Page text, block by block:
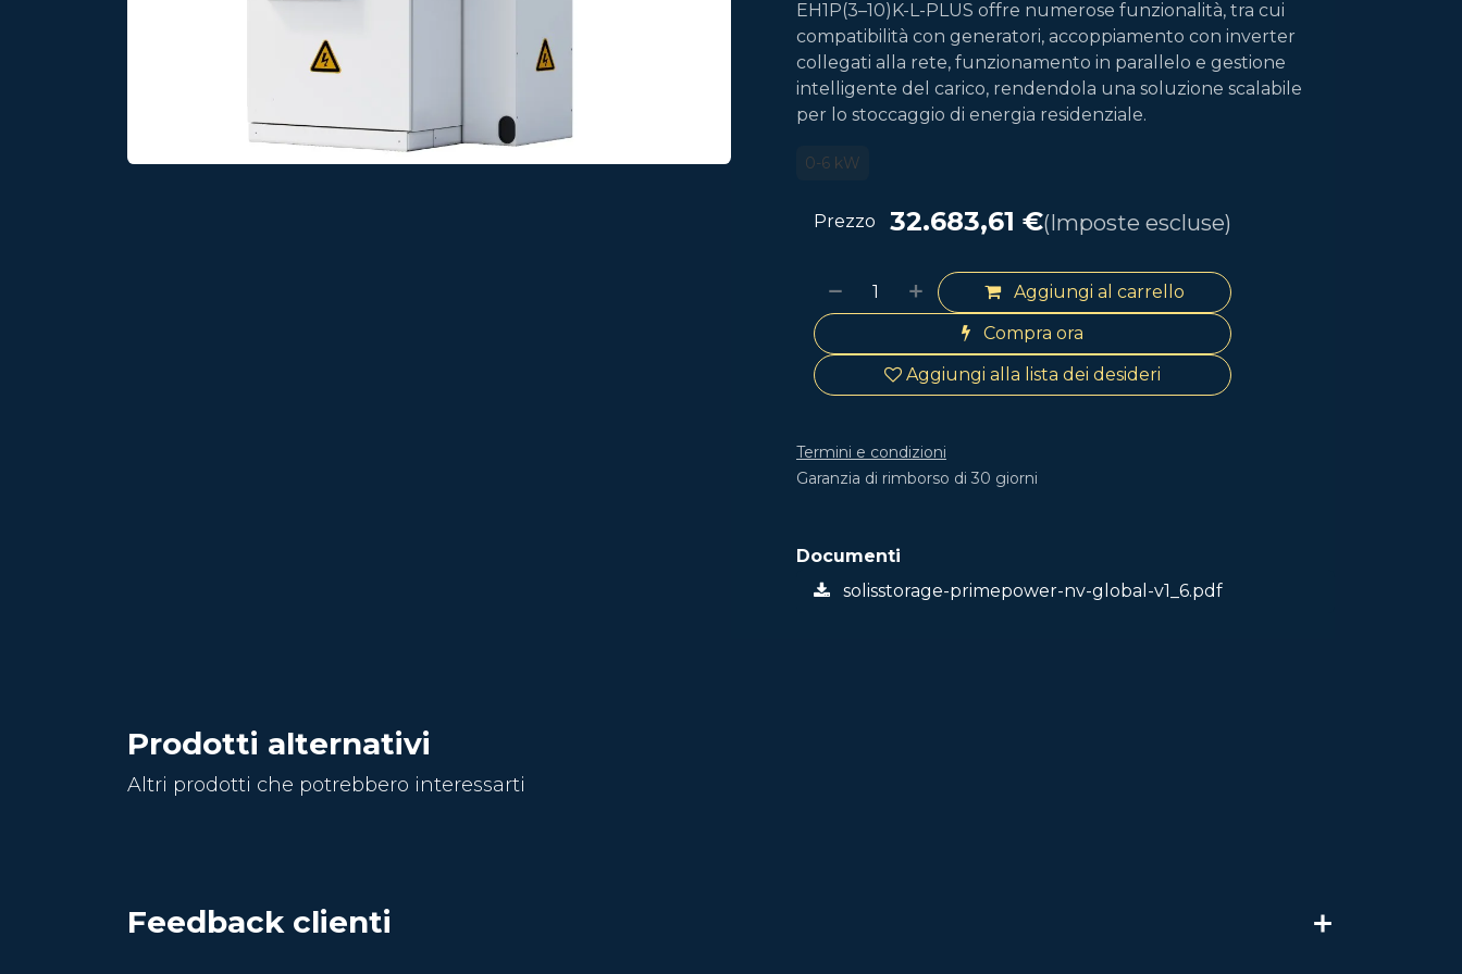
EH1P(3–10)K-L-PLUS offre numerose funzionalità, tra cui
compatibilità con generatori, accoppiamento con inverter
collegati alla rete, funzionamento in parallelo e gestione
intelligente del carico, rendendola una soluzione scalabile
per lo stoccaggio di energia residenziale.
0-6 kW
Aggiungi al carrello
Compra ora
Aggiungi alla lista dei desideri
Prezzo 32.683,61 €(Imposte escluse)
Termini e condizioni
Garanzia di rimborso di 30 giorni
Documenti
solisstorage-primepower-nv-global-v1_6.pdf
Prodotti alternativi
Altri prodotti che potrebbero interessarti
Feedback clienti